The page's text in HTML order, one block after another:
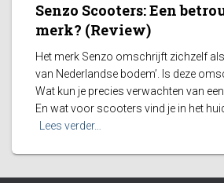
Senzo Scooters: Een
merk? (Review)
Het merk Senzo omschrijft zichzelf
van Nederlandse bodem’. Is deze
Wat kun je precies verwachten van
En wat voor scooters vind je in het
Lees verder…